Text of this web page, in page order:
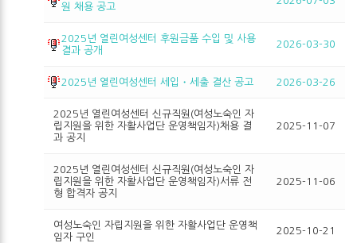
원 채용 공고
2025년 열린여성센터 후원금품 수입 및 사용
결과 공개
2026-03-30
2025년 열린여성센터 세입・세출 결산 공고 2026-03-26
2025년 열린여성센터 신규직원(여성노숙인 자
립지원을 위한 자활사업단 운영책임자)채용 결
과 공지
2025-11-07
2025년 열린여성센터 신규직원(여성노숙인 자
립지원을 위한 자활사업단 운영책임자)서류 전
형 합격자 공지
2025-11-06
여성노숙인 자립지원을 위한 자활사업단 운영책
임자 구인
2025-10-21